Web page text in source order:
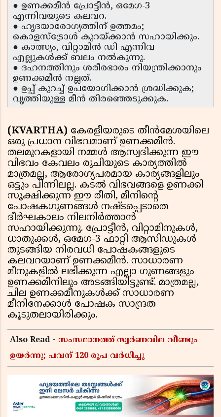
● ഉണക്കമീൻ പ്രോട്ടീൻ, ഒമേഗ-3
എന്നിവയുടെ കലവറ.
● ഹൃദയാരോഗ്യത്തിന് ഉത്തമം;
കൊളസ്ട്രോൾ കുറയ്ക്കാൻ സഹായിക്കും.
● കാത്സ്യം, വിറ്റാമിൻ ഡി എന്നിവ
എല്ലുകൾക്ക് ബലം നൽകുന്നു.
● ദഹനത്തിനും ശരീരഭാരം നിയന്ത്രിക്കാനും
ഉണക്കമീൻ നല്ലത്.
● ഉപ്പ് കുറച്ച് ഉപയോഗിക്കാൻ ശ്രദ്ധിക്കുക;
വൃത്തിയുള്ള മീൻ തിരഞ്ഞെടുക്കുക.
(KVARTHA) കേരളീയരുടെ തീൻമേശയിലെ
ഒരു പ്രധാന വിഭവമാണ് ഉണക്കമീൻ.
തലമുറകളായി നമ്മൾ ആസ്വദിക്കുന്ന ഈ
വിഭവം കേവലം രുചിയുടെ കാര്യത്തിൽ
മാത്രമല്ല, ആരോഗ്യപരമായ കാര്യങ്ങളിലും
ഒട്ടും പിന്നിലല്ല. കടൽ വിഭവങ്ങളെ ഉണക്കി
സൂക്ഷിക്കുന്ന ഈ രീതി, മീനിന്റെ
പോഷകഗുണങ്ങൾ നഷ്ടപ്പെടാതെ
ദീർഘകാലം നിലനിർത്താൻ
സഹായിക്കുന്നു. പ്രോട്ടീൻ, വിറ്റാമിനുകൾ,
ധാതുക്കൾ, ഒമേഗ-3 ഫാറ്റി ആസിഡുകൾ
തുടങ്ങിയ നിരവധി പോഷകങ്ങളുടെ
കലവറയാണ് ഉണക്കമീൻ. സാധാരണ
മീനുകളിൽ ലഭിക്കുന്ന എല്ലാ ഗുണങ്ങളും
ഉണക്കമീനിലും അടങ്ങിയിട്ടുണ്ട്. മാത്രമല്ല,
ചില ഉണക്കമീനുകൾക്ക് സാധാരണ
മീനിനേക്കാൾ പോഷക സാന്ദ്രത
കൂടുതലായിരിക്കും.
Also Read - സംസ്ഥാനത്ത് സ്വര്‍ണവില വീണ്ടും
ഉയർന്നു; പവന് 120 രൂപ വര്‍ധിച്ചു